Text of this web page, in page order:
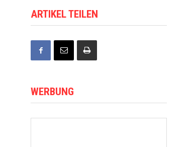
ARTIKEL TEILEN
WERBUNG